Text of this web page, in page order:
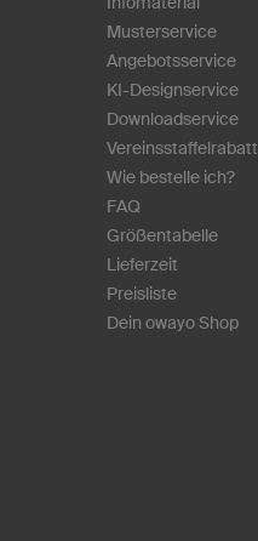
Musterservice
Angebotsservice
KI-Designservice
Downloadservice
Vereinsstaffelrabatt
Wie bestelle ich?
FAQ
Größentabelle
Lieferzeit
Preisliste
Dein owayo Shop